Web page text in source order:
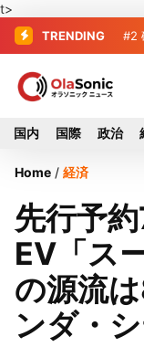
t>
TRENDING #2
#3
国内 国際 政治
Home / 経済
先行予
EV「ス
の源流
ンダ・